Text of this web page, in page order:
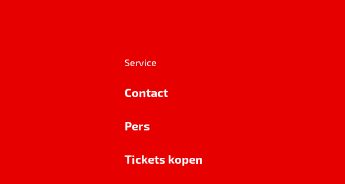
Service
Contact
Pers
Tickets kopen